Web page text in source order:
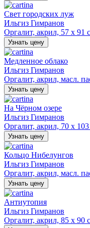
Свет городских луж
Ильгиз Гимранов
Оргалит, акрил, 57 х 91
Узнать цену
Медленное облако
Ильгиз Гимранов
Оргалит, акрил, масл.
Узнать цену
На Чёрном озере
Ильгиз Гимранов
Оргалит, акрил, 70 х
Узнать цену
Кольцо Нибелунгов
Ильгиз Гимранов
Оргалит, акрил, масл.
Узнать цену
Антиутопия
Ильгиз Гимранов
Оргалит, акрил, 85 х 90